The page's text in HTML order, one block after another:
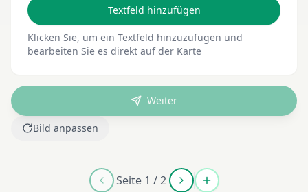
Bild anpassen
Seite 1 / 2
Textfeld hinzufügen
Klicken Sie, um ein Textfeld hinzuzufügen und
bearbeiten Sie es direkt auf der Karte
Weiter